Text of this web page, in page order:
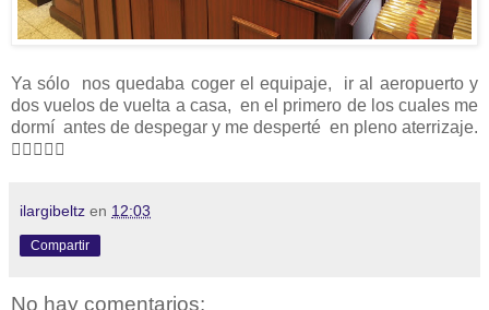
Ya sólo nos quedaba coger el equipaje, ir al aeropuerto y
dos vuelos de vuelta a casa, en el primero de los cuales me
dormí antes de despegar y me desperté en pleno aterrizaje.

ilargibeltz en 12:03
Compartir
No hay comentarios: